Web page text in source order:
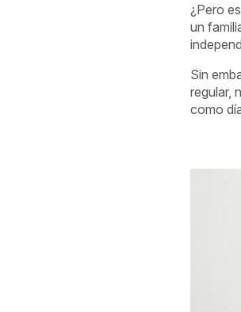
¿Pero
un
Sin
regular,
como